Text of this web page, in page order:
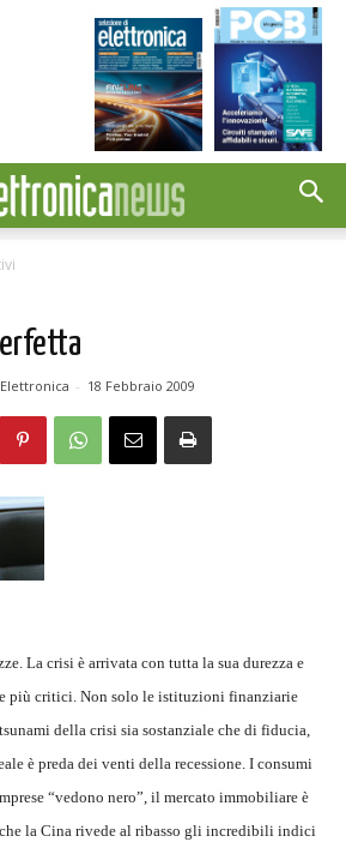
- 18 Febbraio 2009
La crisi è arrivata con tutta la sua durezza e
più critici. Non solo le istituzioni finanziarie
della crisi sia sostanziale che di fiducia,
è preda dei venti della recessione. I consumi
“vedono nero”, il mercato immobiliare è
la Cina rivede al ribasso gli incredibili indici